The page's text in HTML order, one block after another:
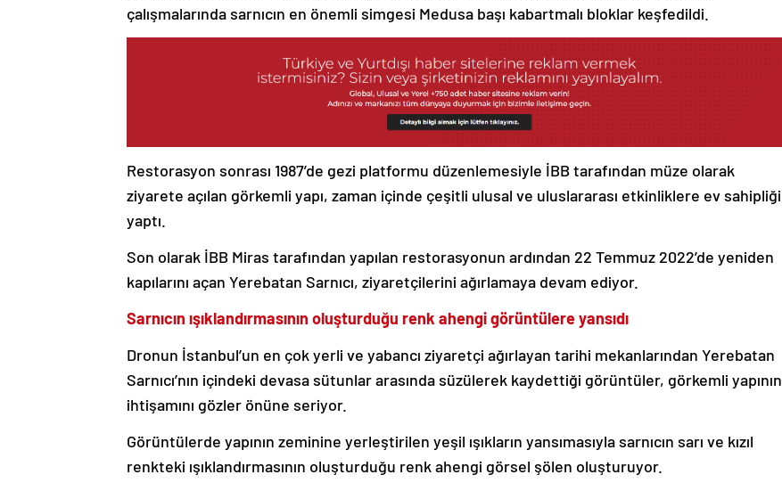
çalışmalarında sarnıcın en önemli simgesi Medusa başı kabartmalı bloklar keşfedildi.
Restorasyon sonrası 1987’de gezi platformu düzenlemesiyle İBB tarafından müze olarak
ziyarete açılan görkemli yapı, zaman içinde çeşitli ulusal ve uluslararası etkinliklere ev sahipliği
yaptı.
Son olarak İBB Miras tarafından yapılan restorasyonun ardından 22 Temmuz 2022’de yeniden
kapılarını açan Yerebatan Sarnıcı, ziyaretçilerini ağırlamaya devam ediyor.
Sarnıcın ışıklandırmasının oluşturduğu renk ahengi görüntülere yansıdı
Dronun İstanbul’un en çok yerli ve yabancı ziyaretçi ağırlayan tarihi mekanlarından Yerebatan
Sarnıcı’nın içindeki devasa sütunlar arasında süzülerek kaydettiği görüntüler, görkemli yapının
ihtişamını gözler önüne seriyor.
Görüntülerde yapının zeminine yerleştirilen yeşil ışıkların yansımasıyla sarnıcın sarı ve kızıl
renkteki ışıklandırmasının oluşturduğu renk ahengi görsel şölen oluşturuyor.